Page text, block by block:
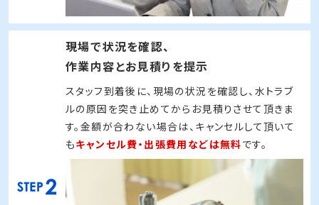
現場で状況を確認、
作業内容とお見積りを提示
スタッフ到着後に、現場の状況を確認し、水トラブ
ルの原因を突き止めてからお見積りさせて頂きま
す。金額が合わない場合は、キャンセルして頂いて
もキャンセル費・出張費用などは無料です。